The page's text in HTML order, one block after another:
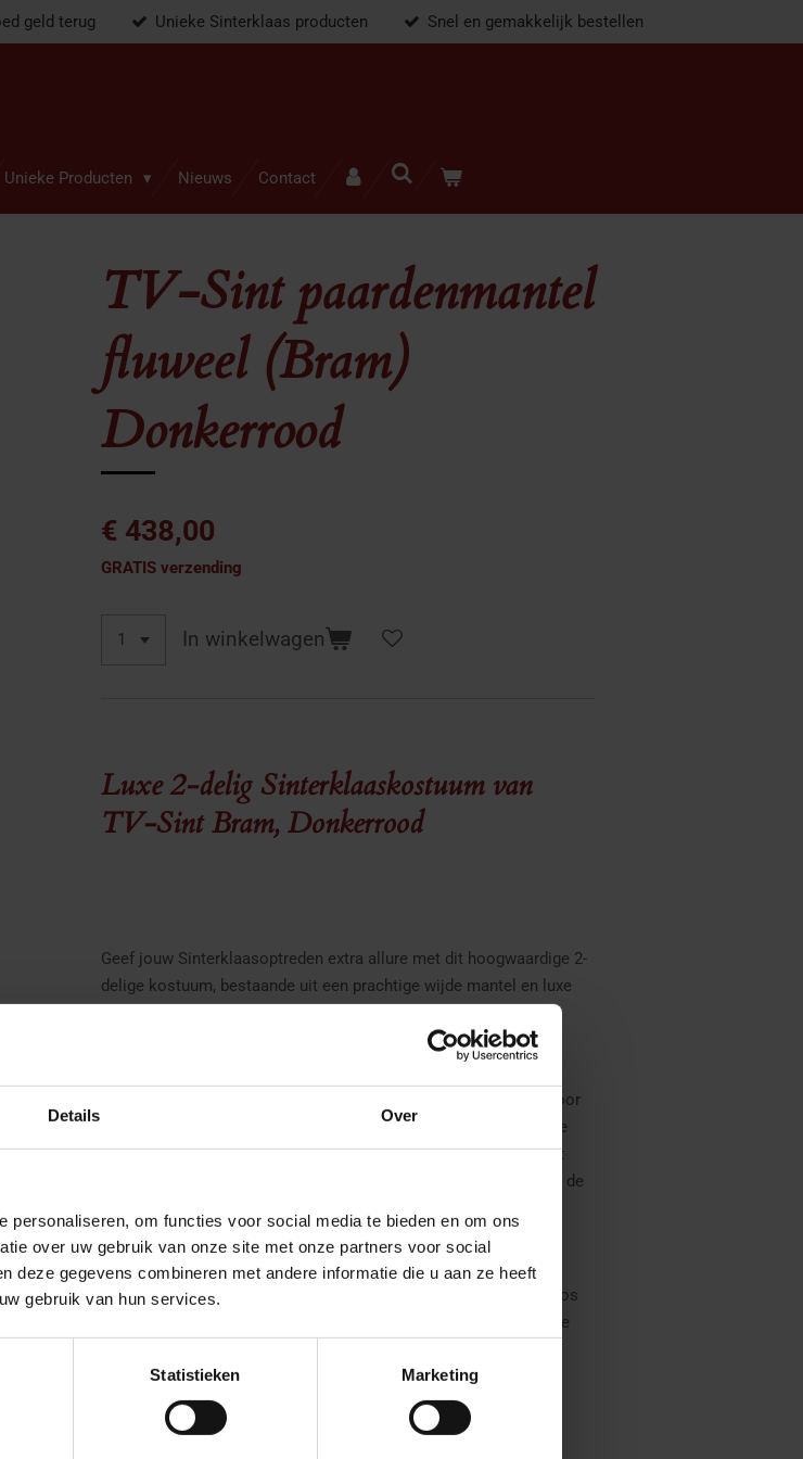
Details Over
personaliseren, om functies voor social media te bieden en om ons
over uw gebruik van onze site met onze partners voor social
deze gegevens combineren met andere informatie die u aan ze heeft
gebruik van hun services.
Statistieken Marketing
geld terug Unieke Sinterklaas producten Snel en gemakkelijk bestellen
Unieke Producten Nieuws Contact
TV-Sint paardenmantel
fluweel (Bram)
Donkerrood
€ 438,00
GRATIS verzending
In winkelwagen
Luxe 2-delig Sinterklaaskostuum van
TV-Sint Bram, Donkerrood
Geef jouw Sinterklaasoptreden extra allure met dit hoogwaardige 2-
delige kostuum, bestaande uit een prachtige wijde mantel en luxe
en afgewerkt met oog voor
detail. Dankzij de ruime pasvorm is hij ideaal om ook
te
dragen – precies zoals je de echte Sint kent. De stola maakt het
geheel compleet en zorgt voor de karakteristieke uitstraling van de
De overige onderdelen, zoals habijt, mijter en accessoires, zijn los
verkrijgbaar in onze webshop. Zo stel je eenvoudig jouw perfecte
✔ Gemaakt van luxe fluweel